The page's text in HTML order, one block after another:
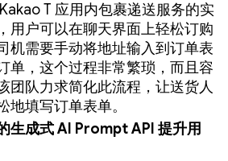
T 应用内包裹递送服务的实
用户可以在聊天界面上轻松订购
机需要手动将地址输入到订单表
单，这个过程非常繁琐，而且容
团队力求简化此流程，让送货人
地填写订单表单。
生成式 AI Prompt API 提升用